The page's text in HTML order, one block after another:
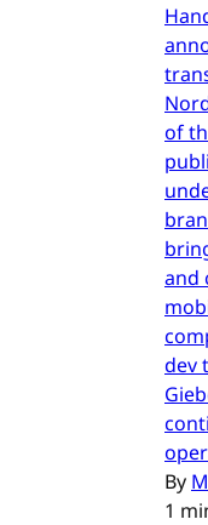
of
and
dev
By
1